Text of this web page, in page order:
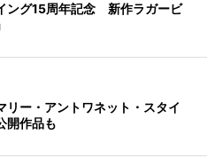
ング15周年記念 新作ラガービ
リー・アントワネット・スタイ
開作品も